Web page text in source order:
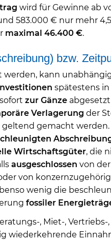
wird für Gewinne ab
583.000 € nur mehr
maximal 46.400 €.
bzw.
kann
spätestens
zur Gänze
Verlagerung der
geltend gemacht werden.
Wirtschaftsgüter, die
ausgeschlossen von
von
wenig die
fossiler
, Miet-,
wiederkehrende